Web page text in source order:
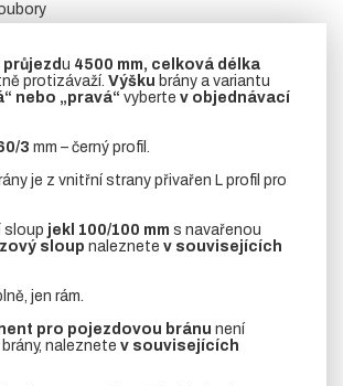
průjezdu 4500 mm, celková délka
protizávaží. Výšku brány a variantu
nebo „pravá“ vyberte v objednávací
3 mm – černý profil.
je z vnitřní strany přivařen L profil pro
sloup jekl 100/100 mm s navařenou
sloup naleznete v souvisejících
jen rám.
pro pojezdovou bránu není
naleznete v souvisejících